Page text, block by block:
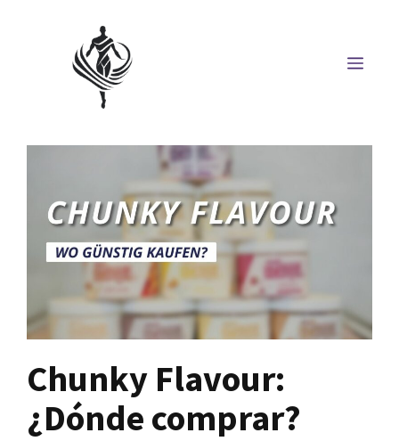
contenido
Chunky Flavour:
¿Dónde comprar?